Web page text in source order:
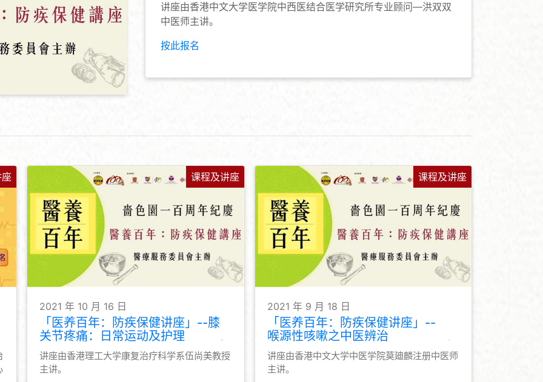
讲座由香港中文大学医学院中西医结合医学研究所专业顾问—洪双双
中医师主讲。
按此报名
课程及讲座
2021 年 10 月 16 日
「医养百年：防疾保健讲座」--膝
关节疼痛：日常运动及护理
讲座由香港理工大学康复治疗科学系伍尚美教授
主讲。
课程及讲座
2021 年 9 月 18 日
「医养百年：防疾保健讲座」--
喉源性咳嗽之中医辨治
讲座由香港中文大学中医学院莫廸麟注册中医师
主讲。